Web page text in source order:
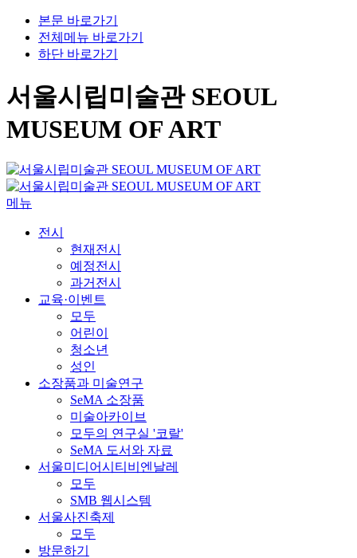
본문 바로가기
전체메뉴 바로가기
하단 바로가기
서울시립미술관 SEOUL
MUSEUM OF ART
메뉴
전시
현재전시
예정전시
과거전시
교육·이벤트
모두
어린이
청소년
성인
소장품과 미술연구
SeMA 소장품
미술아카이브
모두의 연구실 '코랄'
SeMA 도서와 자료
서울미디어시티비엔날레
모두
SMB 웹시스템
서울사진축제
모두
방문하기